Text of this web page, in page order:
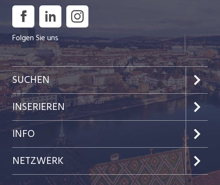
Folgen Sie uns
SUCHEN
Jobs im Kanton Basel-Stadt
Jobs im Kanton Baselland
Jobs in der Stadt Basel
Jobs in der Stadt Liestal
INSERIEREN
Preise & Leistungen
Kundenlogin
Einzelinserat disponieren
INFO
Team
NETZWERK